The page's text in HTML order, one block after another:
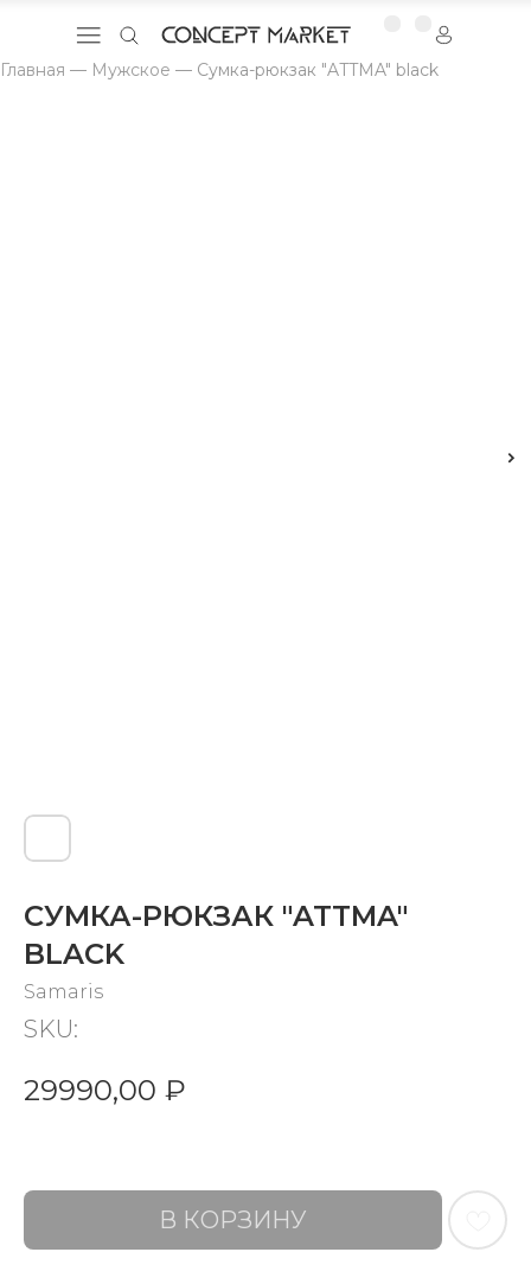
Главная — Мужское — Сумка-рюкзак "ATTMA" black
СУМКА-РЮКЗАК "ATTMA"
BLACK
Samaris
SKU:
29990,00 ₽
В КОРЗИНУ